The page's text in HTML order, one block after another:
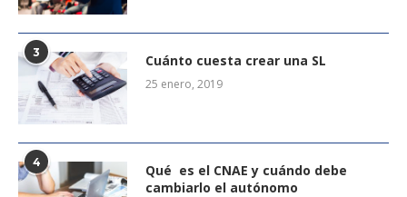
3 Cuánto cuesta crear una SL
25 enero, 2019
4
Qué es el CNAE y cuándo debe
cambiarlo el autónomo